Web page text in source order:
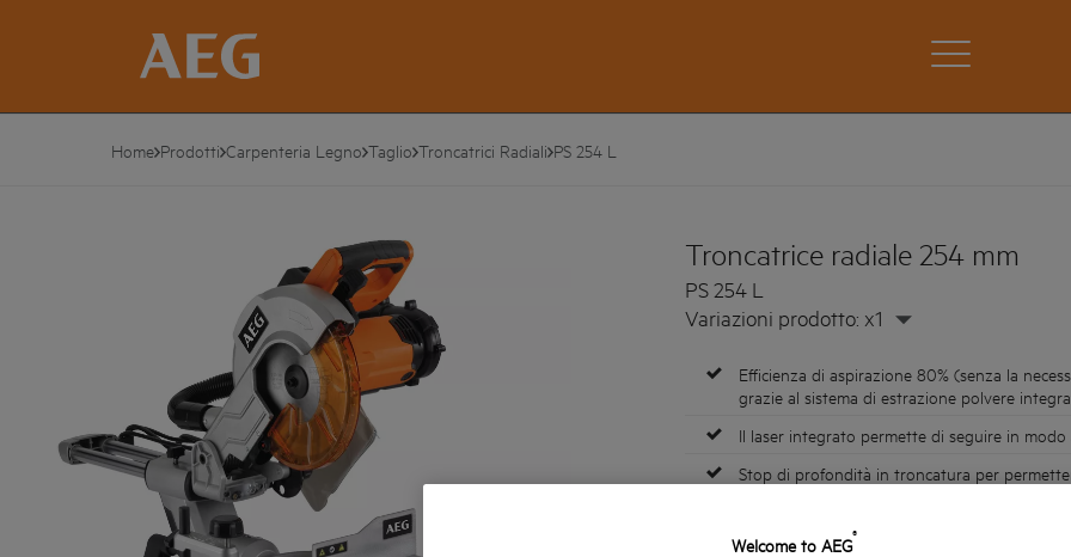
Home Prodotti Carpenteria Legno Taglio Troncatrici Radiali PS 254 L
Troncatrice radiale 254 mm
PS 254 L
Variazioni prodotto: x1
Efficienza di aspirazione 80% (senza la
grazie al sistema di estrazione polvere
Il laser integrato permette di seguire in
Stop di profondità in troncatura per
Capacità di troncatura: 50° dx/sx
Welcome to AEG®